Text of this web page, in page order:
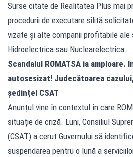
Surse citate de Realitatea Plus mai
procedurii de executare silită
vizate și alte companii profitabile
Hidroelectrica sau Nuclearelectrica.
Scandalul ROMATSA ia amploare.
autosesizat! Judecătoarea
ședinței CSAT
Anunțul vine în contextul în care
situație de criză. Luni, Consiliul
(CSAT) a cerut Guvernului să
suspendarea pentru o lună a